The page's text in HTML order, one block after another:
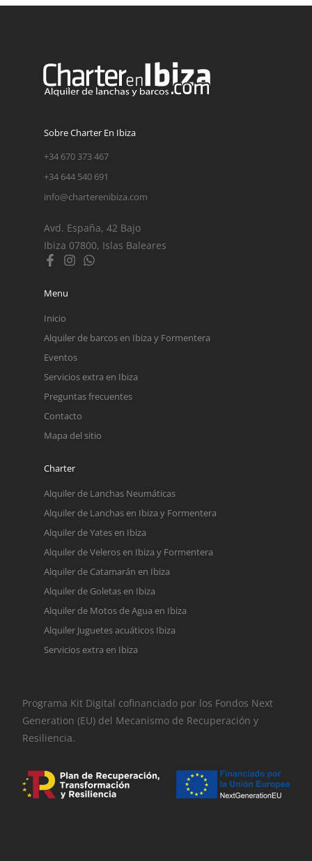
Sobre Charter En Ibiza
+34 670 373 467
+34 644 540 691
info@charterenibiza.com
Avd. España, 42 Bajo
Ibiza 07800, Islas Baleares
Menu
Inicio
Alquiler de barcos en Ibiza y Formentera
Eventos
Servicios extra en Ibiza
Preguntas frecuentes
Contacto
Mapa del sitio
Charter
Alquiler de Lanchas Neumáticas
Alquiler de Lanchas en Ibiza y Formentera
Alquiler de Yates en Ibiza
Alquiler de Veleros en Ibiza y Formentera
Alquiler de Catamarán en Ibiza
Alquiler de Goletas en Ibiza
Alquiler de Motos de Agua en Ibiza
Alquiler Juguetes acuáticos Ibiza
Servicios extra en Ibiza
Programa Kit Digital cofinanciado por los Fondos Next
Generation (EU) del Mecanismo de Recuperación y
Resiliencia.